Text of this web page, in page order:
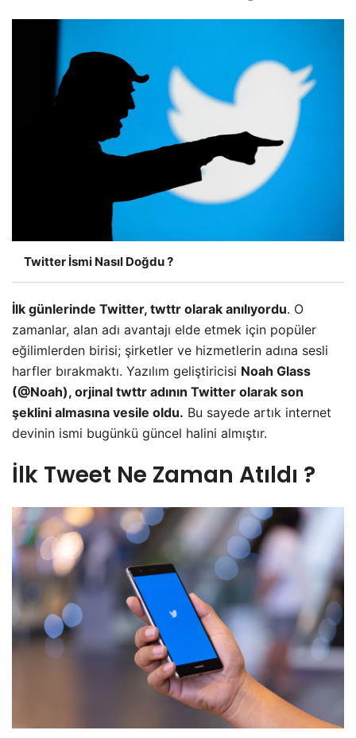
Twitter İsmi Nasıl Doğdu ?
İlk günlerinde Twitter, twttr olarak anılıyordu. O
zamanlar, alan adı avantajı elde etmek için popüler
eğilimlerden birisi; şirketler ve hizmetlerin adına sesli
harfler bırakmaktı. Yazılım geliştiricisi Noah Glass
(@Noah), orjinal twttr adının Twitter olarak son
şeklini almasına vesile oldu. Bu sayede artık internet
devinin ismi bugünkü güncel halini almıştır.
İlk Tweet Ne Zaman Atıldı ?